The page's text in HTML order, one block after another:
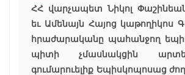
ՀՀ վարչապետ Նիկոլ
եւ Ամենայն Հայոց կաթողիկոս
հրաժարականը պահանջող
պիտի չմասնակցին
գումարուելիք Եպիսկոպոսաց